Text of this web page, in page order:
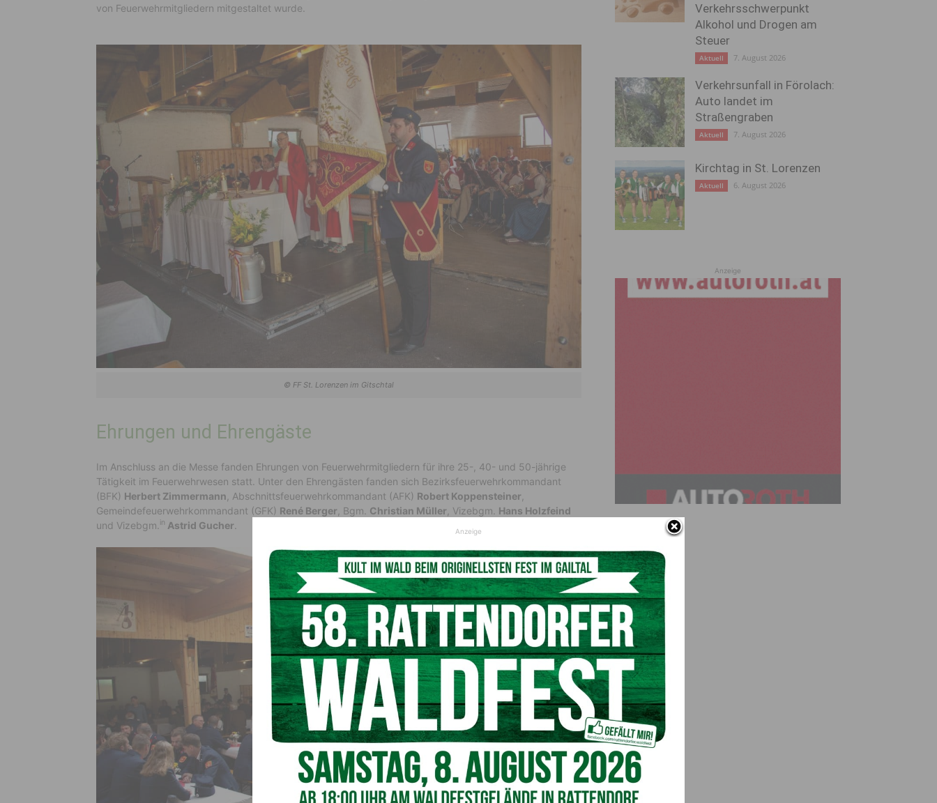
von Feuerwehrmitgliedern mitgestaltet wurde.
© FF St. Lorenzen im Gitschtal
Ehrungen und Ehrengäste
Im Anschluss an die Messe fanden Ehrungen von Feuerwehrmitgliedern für ihre 25-, 40- und 50-jährige
Tätigkeit im Feuerwehrwesen statt. Unter den Ehrengästen fanden sich Bezirksfeuerwehrkommandant
(BFK) Herbert Zimmermann , Abschnittsfeuerwehrkommandant (AFK) Robert Koppensteiner
Gemeindefeuerwehrkommandant (GFK) René Berger , Bgm. Christian Müller , Vizebgm. Hans Holzfeind
und Vizebgm.
in Astrid Gucher
Verkehrsschwerpunkt
Alkohol und Drogen am
Steuer
Aktuell 7. August 2026
Verkehrsunfall in Förolach:
Auto landet im
Straßengraben
Aktuell 7. August 2026
Kirchtag in St. Lorenzen
Aktuell 6. August 2026
Anzeige
Anzeige